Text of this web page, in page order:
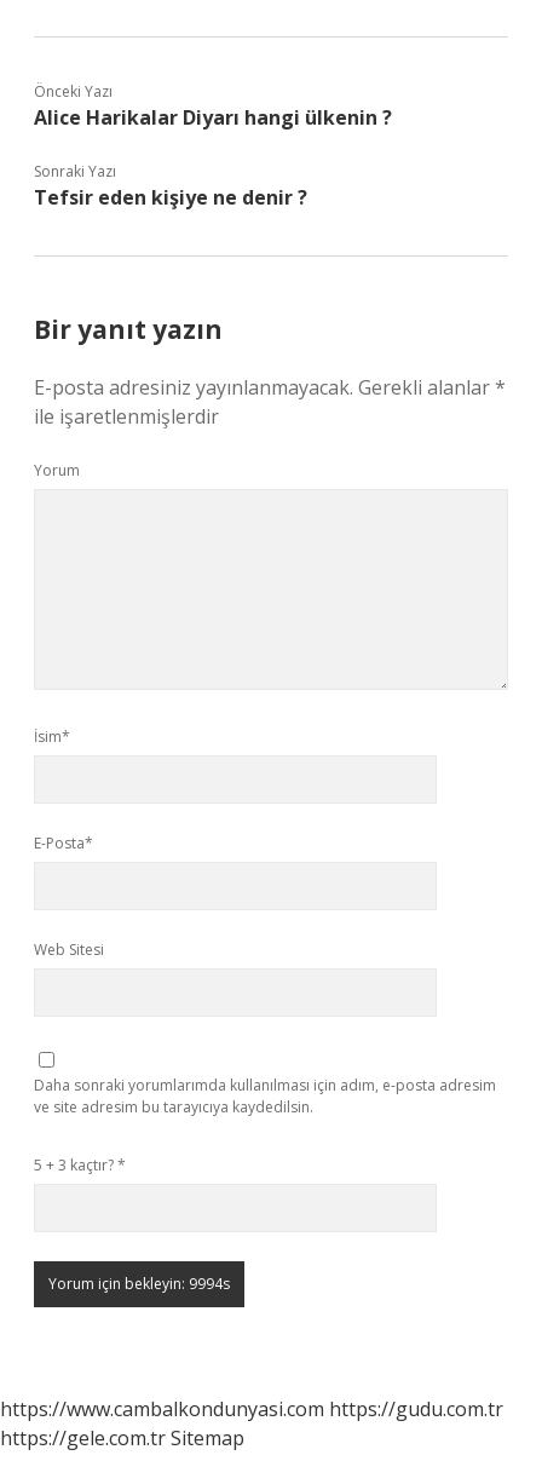
Önceki Yazı
Alice Harikalar Diyarı hangi ülkenin ?
Sonraki Yazı
Tefsir eden kişiye ne denir ?
Bir yanıt yazın
E-posta adresiniz yayınlanmayacak. Gerekli alanlar*
ile işaretlenmişlerdir
Yorum
İsim*
E-Posta*
Web Sitesi
Daha sonraki yorumlarımda kullanılması için adım, e-posta adresim
ve site adresim bu tarayıcıya kaydedilsin.
5 + 3 kaçtır?*
https://www.cambalkondunyasi.com https://gudu.com.tr
https://gele.com.trSitemap